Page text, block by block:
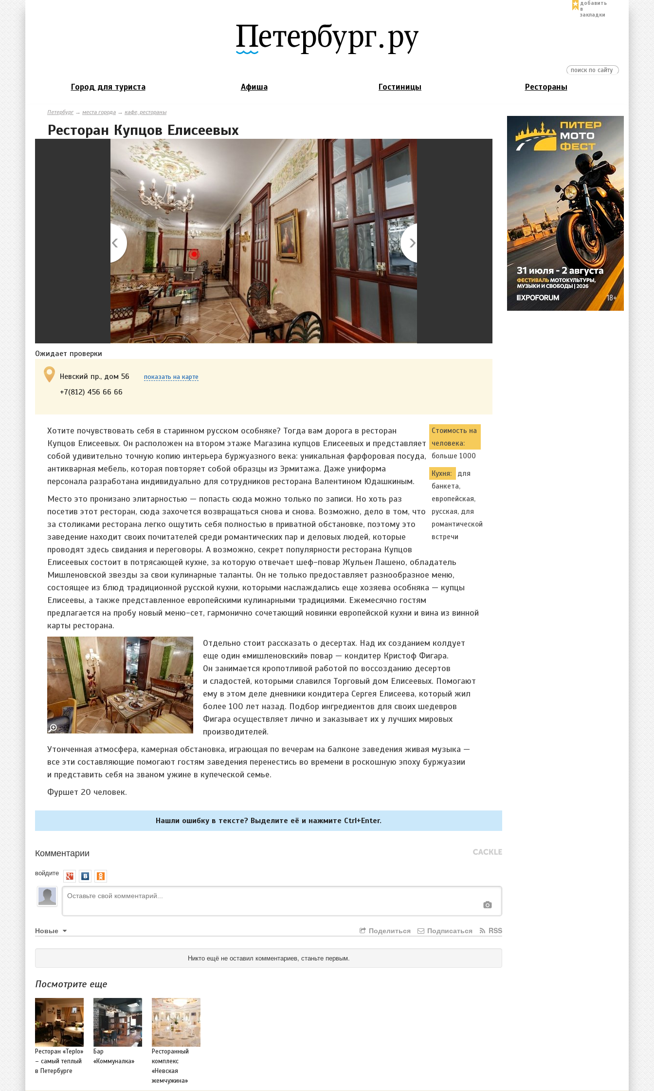
добавить
в
закладки
Город для туриста Афиша Гостиницы Рестораны
Петербург→ места города → кафе, рестораны
Ресторан Купцов Елисеевых
Ожидает проверки
Невский пр., дом 56 показать на карте
+7(812) 456 66 66
Стоимость на
человека:
больше 1000
Кухня:
для
банкета,
европейская,
русская, для
романтической
встречи
Хотите почувствовать себя в старинном русском особняке? Тогда вам дорога в ресторан
Купцов Елисеевых. Он расположен на втором этаже Магазина купцов Елисеевых и представляет
собой удивительно точную копию интерьера буржуазного века: уникальная фарфоровая посуда,
антикварная мебель, которая повторяет собой образцы из Эрмитажа. Даже униформа
персонала разработана индивидуально для сотрудников ресторана Валентином Юдашкиным.
Место это пронизано элитарностью — попасть сюда можно только по записи. Но хоть раз
посетив этот ресторан, сюда захочется возвращаться снова и снова. Возможно, дело в том, что
за столиками ресторана легко ощутить себя полностью в приватной обстановке, поэтому это
заведение находит своих почитателей среди романтических пар и деловых людей, которые
проводят здесь свидания и переговоры. А возможно, секрет популярности ресторана Купцов
Елисеевых состоит в потрясающей кухне, за которую отвечает шеф-повар Жульен Лашено, обладатель
Мишленовской звезды за свои кулинарные таланты. Он не только предоставляет разнообразное меню,
состоящее из блюд традиционной русской кухни, которыми наслаждались еще хозяева особняка — купцы
Елисеевы, а также представленное европейскими кулинарными традициями. Ежемесячно гостям
предлагается на пробу новый меню-сет, гармонично сочетающий новинки европейской кухни и вина из винной
карты ресторана.
Отдельно стоит рассказать о десертах. Над их созданием колдует
еще один «мишленовский» повар — кондитер Кристоф Фигара.
Он занимается кропотливой работой по воссозданию десертов
и сладостей, которыми славился Торговый дом Елисеевых. Помогают
ему в этом деле дневники кондитера Сергея Елисеева, который жил
более 100 лет назад. Подбор ингредиентов для своих шедевров
Фигара осуществляет лично и заказывает их у лучших мировых
производителей.
Утонченная атмосфера, камерная обстановка, играющая по вечерам на балконе заведения живая музыка —
все эти составляющие помогают гостям заведения перенестись во времени в роскошную эпоху буржуазии
и представить себя на званом ужине в купеческой семье.
Фуршет 20 человек.
Нашли ошибку в тексте? Выделите её и нажмите Ctrl+Enter.
Комментарии
войдите
Новые RSS
Подписаться
Поделиться
Никто ещё не оставил комментариев, станьте первым.
Посмотрите еще
Ресторан «Teplo»
– cамый теплый
в Петербурге
Бар
«Коммуналка»
Ресторанный
комплекс
«Невская
жемчужина»